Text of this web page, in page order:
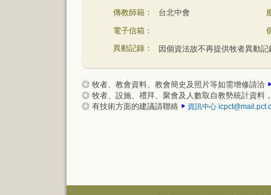
傳教師籍：
台北中會
電子信箱：
異動記錄：
因個資法故不再提供牧者異動記
◎ 牧者、教會資料、教會簡史及照片等如需增修請洽
◎ 牧者、設施、禮拜、聚會及人數取自教勢統計資料
◎ 有技術方面的建議請聯絡
資訊中心